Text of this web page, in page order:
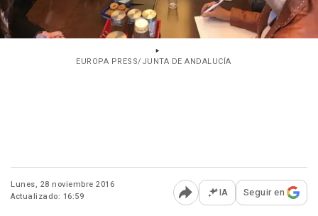
EUROPA PRESS/JUNTA DE ANDALUCÍA
Lunes, 28 noviembre 2016
Actualizado: 16:59
Abrir opciones para
IA Seguir en